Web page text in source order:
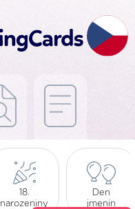
18.
narozeniny
Den
jmenin